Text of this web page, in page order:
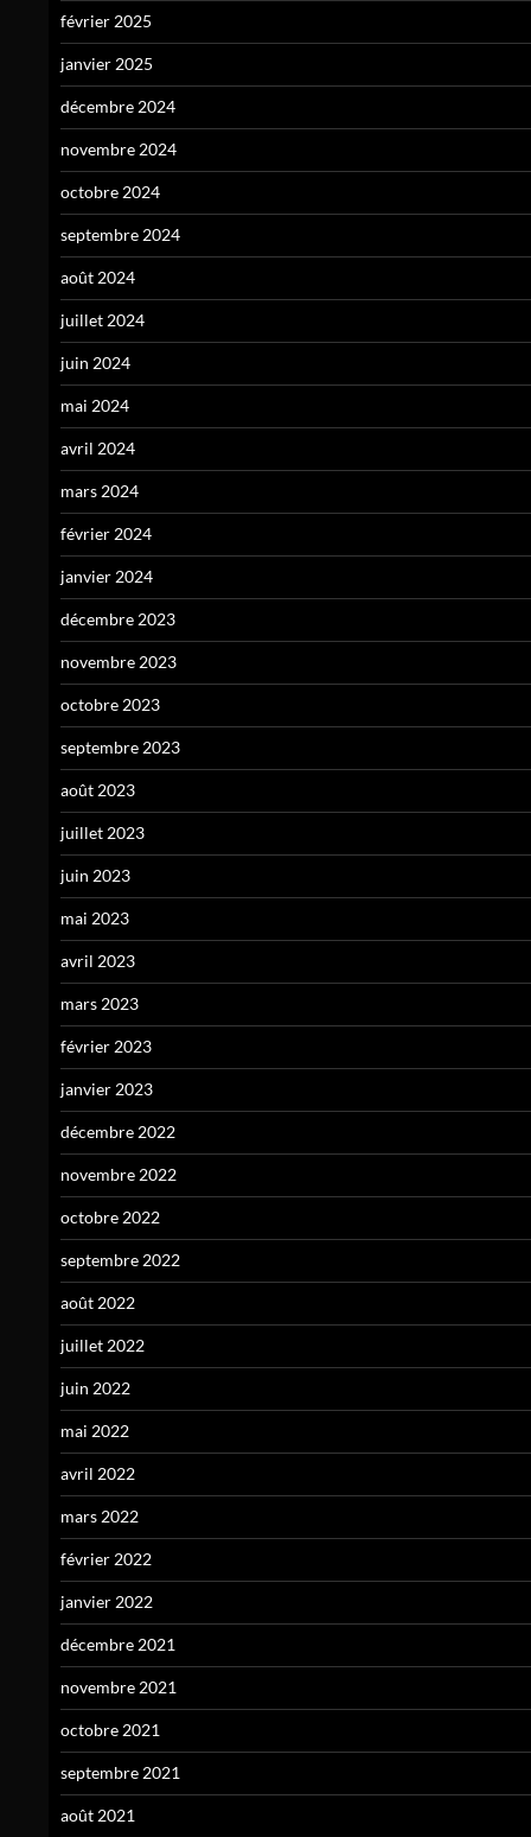
février 2025
janvier 2025
décembre 2024
novembre 2024
octobre 2024
septembre 2024
août 2024
juillet 2024
juin 2024
mai 2024
avril 2024
mars 2024
février 2024
janvier 2024
décembre 2023
novembre 2023
octobre 2023
septembre 2023
août 2023
juillet 2023
juin 2023
mai 2023
avril 2023
mars 2023
février 2023
janvier 2023
décembre 2022
novembre 2022
octobre 2022
septembre 2022
août 2022
juillet 2022
juin 2022
mai 2022
avril 2022
mars 2022
février 2022
janvier 2022
décembre 2021
novembre 2021
octobre 2021
septembre 2021
août 2021